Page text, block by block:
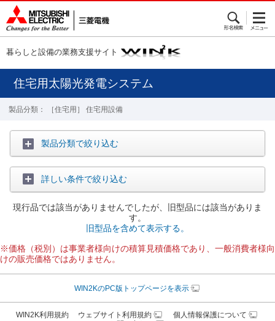
暮らしと設備の業務支援サイト
住宅用太陽光発電システム
製品分類： ［住宅用］ 住宅用設備
製品分類で絞り込む
詳しい条件で絞り込む
現行品では該当がありませんでしたが、旧型品には該当がありま
す。
旧型品を含めて表示する。
※価格（税別）は事業者様向けの積算見積価格であり、一般消費者様向
けの販売価格ではありません。
WIN2KのPC版トップページを表示
WIN2K利用規約 ウェブサイト利用規約
個人情報保護について